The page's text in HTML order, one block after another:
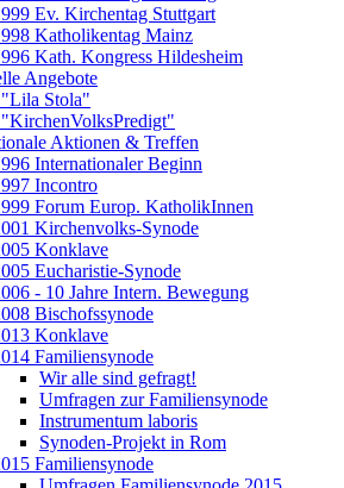
Ev. Kirchentag Stuttgart
Katholikentag Mainz
Kath. Kongress Hildesheim
Angebote
Stola"
Aktionen & Treffen
Internationaler Beginn
Incontro
Forum Europ. KatholikInnen
Kirchenvolks-Synode
Konklave
Eucharistie-Synode
- 10 Jahre Intern. Bewegung
Bischofssynode
Konklave
Familiensynode
Wir alle sind gefragt!
Umfragen zur Familiensynode
Instrumentum laboris
Synoden-Projekt in Rom
Familiensynode